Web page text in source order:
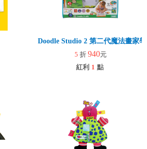
Doodle Studio 2 第二代魔法畫家
5 折 940元
紅利 1 點